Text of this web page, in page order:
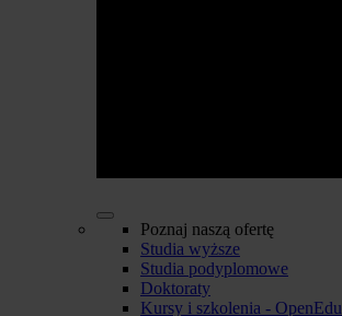
Poznaj naszą ofertę
Studia wyższe
Studia podyplomowe
Doktoraty
Kursy i szkolenia - OpenEdu